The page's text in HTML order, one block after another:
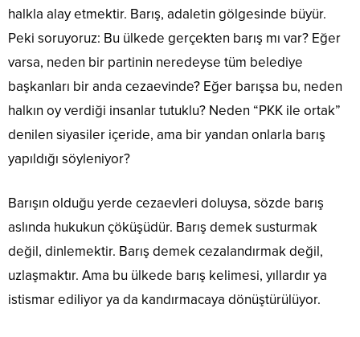
halkla alay etmektir. Barış, adaletin gölgesinde büyür.
Peki soruyoruz: Bu ülkede gerçekten barış mı var? Eğer
varsa, neden bir partinin neredeyse tüm belediye
başkanları bir anda cezaevinde? Eğer barışsa bu, neden
halkın oy verdiği insanlar tutuklu? Neden “PKK ile ortak”
denilen siyasiler içeride, ama bir yandan onlarla barış
yapıldığı söyleniyor?
Barışın olduğu yerde cezaevleri doluysa, sözde barış
aslında hukukun çöküşüdür. Barış demek susturmak
değil, dinlemektir. Barış demek cezalandırmak değil,
uzlaşmaktır. Ama bu ülkede barış kelimesi, yıllardır ya
istismar ediliyor ya da kandırmacaya dönüştürülüyor.